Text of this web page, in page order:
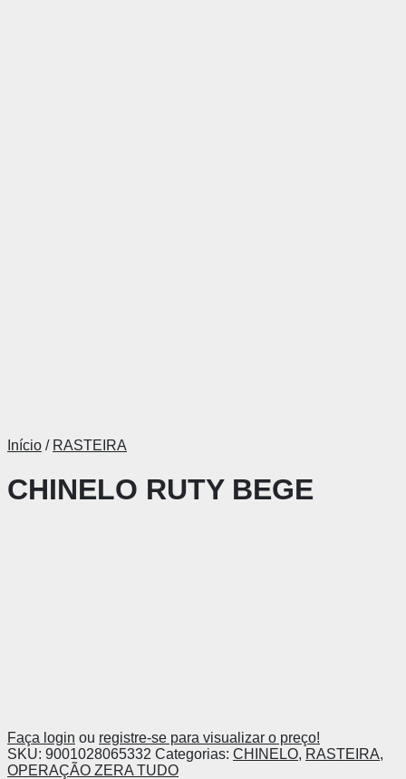
Início / RASTEIRA
CHINELO RUTY BEGE
Faça login ou registre-se para visualizar o preço!
SKU: 9001028065332 Categorias: CHINELO, RASTEIRA,
OPERAÇÃO ZERA TUDO